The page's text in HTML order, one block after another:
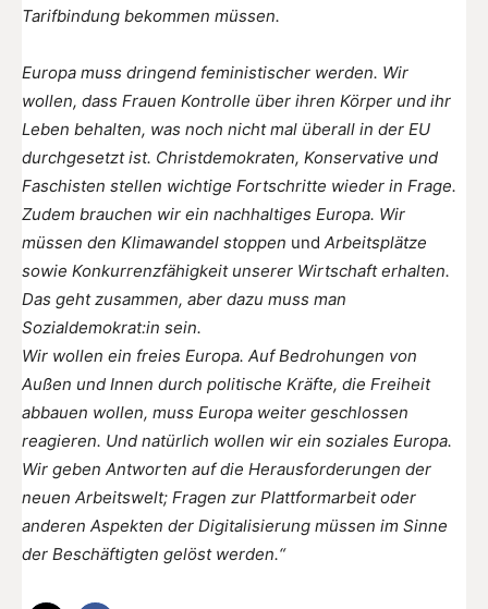
Tarifbindung bekommen müssen.
Europa muss dringend feministischer werden. Wir
wollen, dass Frauen Kontrolle über ihren Körper und ihr
Leben behalten, was noch nicht mal überall in der EU
durchgesetzt ist. Christdemokraten, Konservative und
Faschisten stellen wichtige Fortschritte wieder in Frage.
Zudem brauchen wir ein nachhaltiges Europa. Wir
müssen den Klimawandel stoppen und Arbeitsplätze
sowie Konkurrenzfähigkeit unserer Wirtschaft erhalten.
Das geht zusammen, aber dazu muss man
Sozialdemokrat:in sein.
Wir wollen ein freies Europa. Auf Bedrohungen von
Außen und Innen durch politische Kräfte, die Freiheit
abbauen wollen, muss Europa weiter geschlossen
reagieren. Und natürlich wollen wir ein soziales Europa.
Wir geben Antworten auf die Herausforderungen der
neuen Arbeitswelt; Fragen zur Plattformarbeit oder
anderen Aspekten der Digitalisierung müssen im Sinne
der Beschäftigten gelöst werden.“